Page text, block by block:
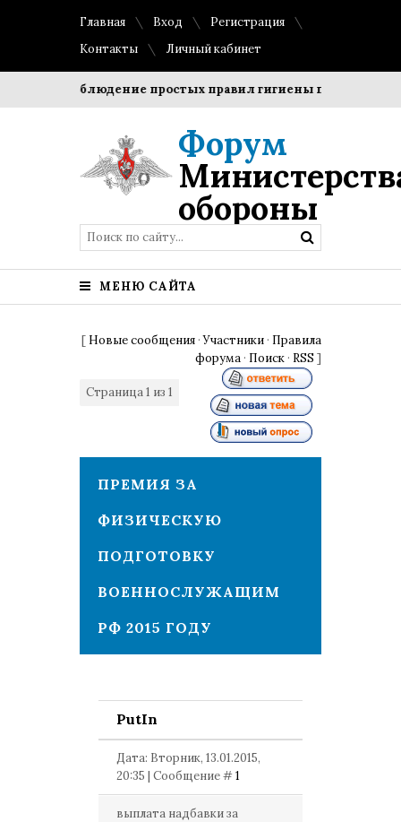
Главная Вход
Регистрация
Контакты
Личный кабинет
Соблюдение простых правил гигиены помогает
Форум
обороны
МЕНЮ САЙТА
[ Новые сообщения ·Участники · Правила
форума · Поиск · RSS ]
Страница1 из 1
ПРЕМИЯ ЗА
ФИЗИЧЕСКУЮ
ПОДГОТОВКУ
ВОЕННОСЛУЖАЩИМ
РФ 2015 ГОДУ
PutIn
Дата: Вторник, 13.01.2015,
20:35 | Сообщение #1
выплата надбавки за